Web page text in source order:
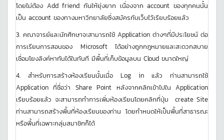
โดยไม่ต้อง Add friend กันให้ยุ่งยาก เนื่องจาก account ของทุกคนนั้น
เป็น account ของทางมหาวิทยาลัยซึ่งสมัครกับเว็บไว้เรียบร้อยแล้ว
3. คณาจารย์และนักศึกษาจะสามารถใช้ Application ต่างๆที่มีประโยชน์ ต่อ
การเรียนการสอนของ Microsoft ได้อย่างถูกกฎหมายและสะดวกสบาย
เชื่อมโยงลิงค์หากันได้ในทันที มีพื้นที่เก็บข้อมูลบน Cloud ขนาดใหญ่
4. สำหรับการสร้างห้องเรียนนั้นเมื่อ Log in แล้ว ท่านสามารถใช้
Application ที่ชื่อว่า Share Point หลังจากคลิกเข้าไปใน Application
เรียบร้อยแล้ว จะสามารถทำการเพิ่มห้องเรียนโดยคลิกที่ปุ่ม create Site
ท่านสามารถสร้างพื้นที่ห้องเรียนของท่าน โดยกำหนดให้เป็นพื้นที่สาธารณะ
หรือพื้นที่เฉพาะกลุ่มสมาชิกก็ได้